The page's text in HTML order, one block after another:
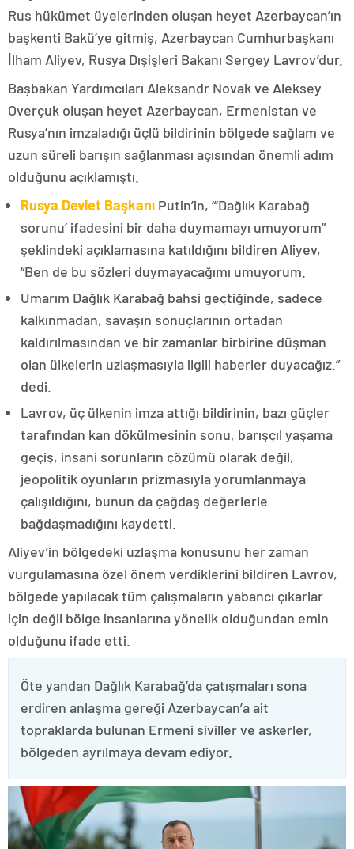
Rus hükümet üyelerinden oluşan heyet Azerbaycan’ın
başkenti Bakü’ye gitmiş, Azerbaycan Cumhurbaşkanı
İlham Aliyev, Rusya Dışişleri Bakanı Sergey Lavrov’dur.
Başbakan Yardımcıları Aleksandr Novak ve Aleksey
Overçuk oluşan heyet Azerbaycan, Ermenistan ve
Rusya’nın imzaladığı üçlü bildirinin bölgede sağlam ve
uzun süreli barışın sağlanması açısından önemli adım
olduğunu açıklamıştı.
Rusya Devlet Başkanı Putin’in, “‘Dağlık Karabağ
sorunu’ ifadesini bir daha duymamayı umuyorum”
şeklindeki açıklamasına katıldığını bildiren Aliyev,
“Ben de bu sözleri duymayacağımı umuyorum.
Umarım Dağlık Karabağ bahsi geçtiğinde, sadece
kalkınmadan, savaşın sonuçlarının ortadan
kaldırılmasından ve bir zamanlar birbirine düşman
olan ülkelerin uzlaşmasıyla ilgili haberler duyacağız.”
dedi.
Lavrov, üç ülkenin imza attığı bildirinin, bazı güçler
tarafından kan dökülmesinin sonu, barışçıl yaşama
geçiş, insani sorunların çözümü olarak değil,
jeopolitik oyunların prizmasıyla yorumlanmaya
çalışıldığını, bunun da çağdaş değerlerle
bağdaşmadığını kaydetti.
Aliyev’in bölgedeki uzlaşma konusunu her zaman
vurgulamasına özel önem verdiklerini bildiren Lavrov,
bölgede yapılacak tüm çalışmaların yabancı çıkarlar
için değil bölge insanlarına yönelik olduğundan emin
olduğunu ifade etti.
Öte yandan Dağlık Karabağ’da çatışmaları sona
erdiren anlaşma gereği Azerbaycan’a ait
topraklarda bulunan Ermeni siviller ve askerler,
bölgeden ayrılmaya devam ediyor.